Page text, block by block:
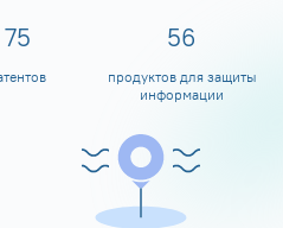
80 60
продуктов для защиты
информации